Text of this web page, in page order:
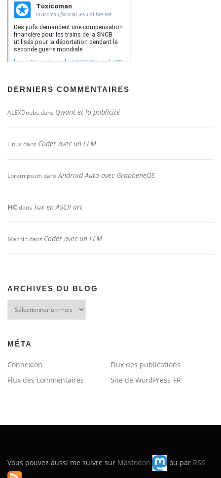
DERNIERS COMMENTAIRES
ALEXDoubs dans Qwant et la publicité
Linuxdans Coder avec un LLM
LoremipsumdansAndroid Auto avec GrapheneOS
HC dans Tux en ASCII art
Machindans Coder avec un LLM
ARCHIVES DU BLOG
MÉTA
Connexion
Flux des publications
Flux des commentaires
Site de WordPress-FR
Vous pouvez aussi me suivre sur Mastodon ou par RSS